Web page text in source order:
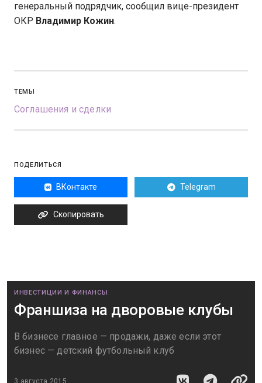
генеральный подрядчик, сообщил вице-президент
ОКР Владимир Кожин.
ТЕМЫ
Соглашения и сделки
ПОДЕЛИТЬСЯ
ВКонтакте Telegram
Скопировать
ИНВЕСТИЦИИ И ФИНАНСЫ
Франшиза на дворовые клубы
В бизнесе главное — продажи, даже если этот
бизнес — детский футбольный клуб
3 августа 2015